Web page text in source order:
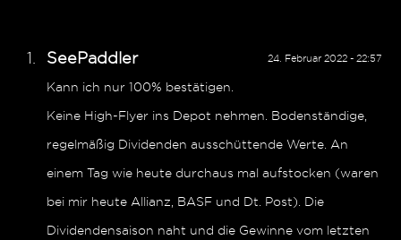
24. Februar 2022 - 22:57
SeePaddler
Kann ich nur 100% bestätigen.
Keine High-Flyer ins Depot nehmen. Bodenständige,
regelmäßig Dividenden ausschüttende Werte. An
einem Tag wie heute durchaus mal aufstocken (waren
bei mir heute Allianz, BASF und Dt. Post). Die
Dividendensaison naht und die Gewinne vom letzten